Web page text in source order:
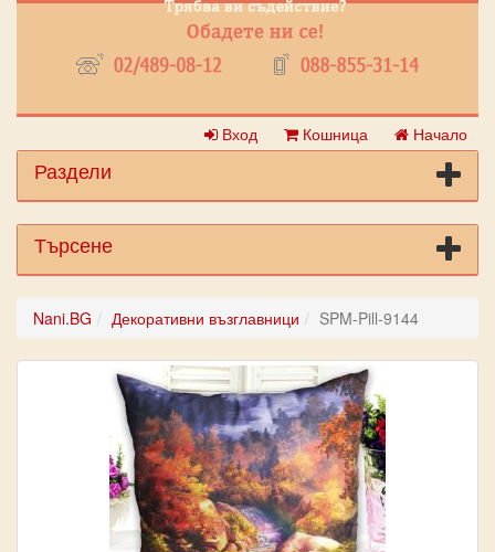
Вход Кошница Начало
Раздели
Търсене
Nani.BG Декоративни възглавници SPM-Pill-9144